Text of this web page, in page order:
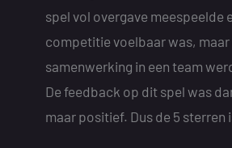
spel vol overgave meespeelde
competitie voelbaar was, maar
samenwerking in een team
De feedback op dit spel was
maar positief. Dus de 5 sterren